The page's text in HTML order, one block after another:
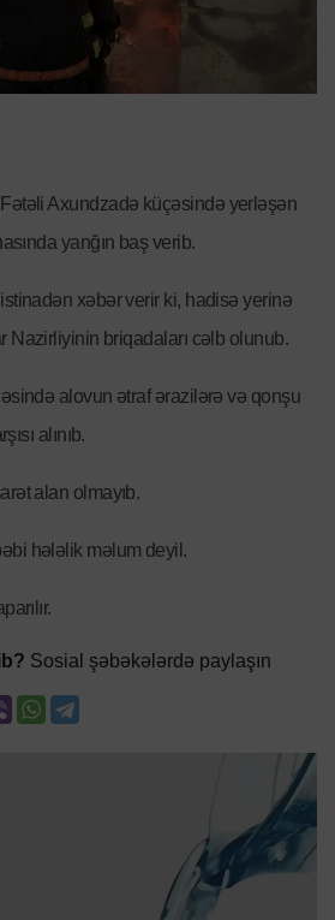
Axundzadə küçəsində yerləşən
yanğın baş verib.
istinadən xəbər verir ki, hadisə yerinə
Nazirliyinin briqadaları cəlb olunub.
alovun ətraf ərazilərə və qonşu
alınıb.
alan olmayıb.
hələlik məlum deyil.
Sosial şəbəkələrdə paylaşın